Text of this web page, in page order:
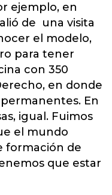
ejemplo, en
de una visita
el modelo,
para tener
con 350
en donde
En
igual. Fuimos
el mundo
formación de
que estar